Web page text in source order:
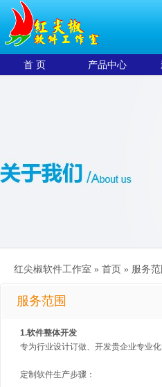
首 页 产品中心
红尖椒软件工作室 » 首页 » 服务范
服务范围
1.软件整体开发
专为行业设计订做、开发贵企业专业
定制软件生产步骤：